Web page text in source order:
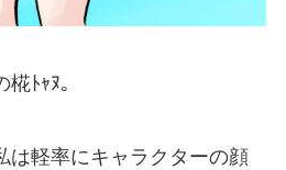
ﾄｬﾇ。
は軽率にキャラクターの顔